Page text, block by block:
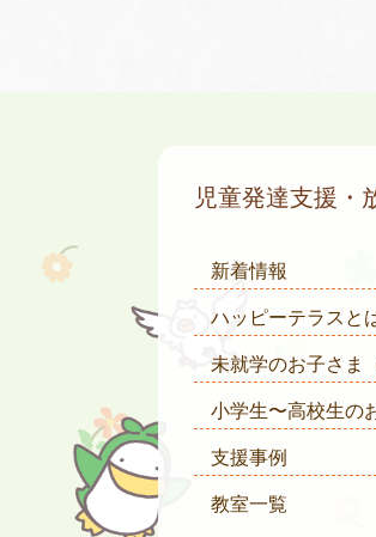
児童発達支援
新着情報
ハッピーテラスと
未就学のお子さま
小学生〜高校生の
支援事例
教室一覧